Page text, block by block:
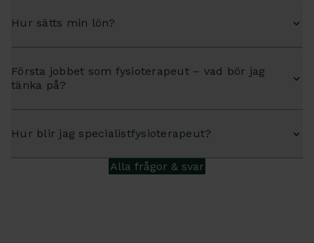
Hur sätts min lön?
Första jobbet som fysioterapeut – vad bör jag
tänka på?
Hur blir jag specialistfysioterapeut?
Alla frågor & svar